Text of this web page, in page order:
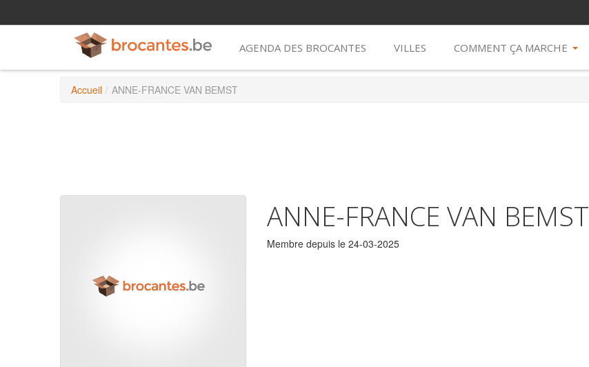
AGENDA DES BROCANTES VILLES COMMENT ÇA MARCHE
Accueil / ANNE-FRANCE VAN BEMST
ANNE-FRANCE VAN BEMST
Membre depuis le 24-03-2025